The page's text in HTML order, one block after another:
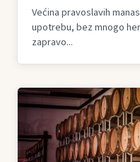
Većina pravoslavih
upotrebu, bez mnogo
zapravo...